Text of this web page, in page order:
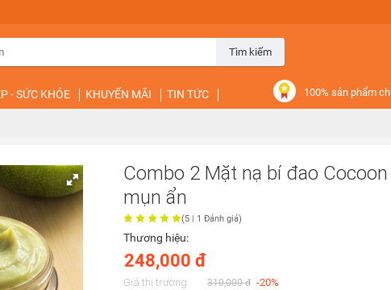
Tìm kiếm
- SỨC KHỎE KHUYẾN MÃI TIN TỨC 100% sản phẩm
Combo 2 Mặt nạ bí đao
mụn ẩn
(5 | 1 Đánh giá)
Thương hiệu:
248,000 đ
Giá thị trường: 310,000 đ -20%